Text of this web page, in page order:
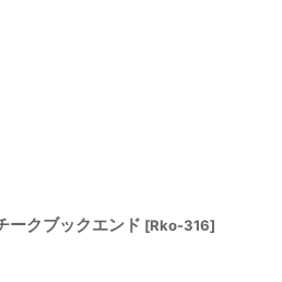
ークブックエンド [Rko-316]